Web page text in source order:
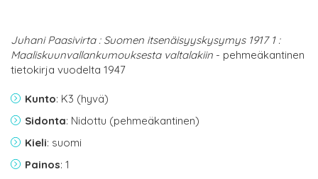
Juhani Paasivirta : Suomen itsenäisyyskysymys 1917 1 :
Maaliskuunvallankumouksesta valtalakiin - pehmeäkantinen
tietokirja vuodelta 1947
Kunto: K3 (hyvä)
Sidonta: Nidottu (pehmeäkantinen)
Kieli: suomi
Painos: 1